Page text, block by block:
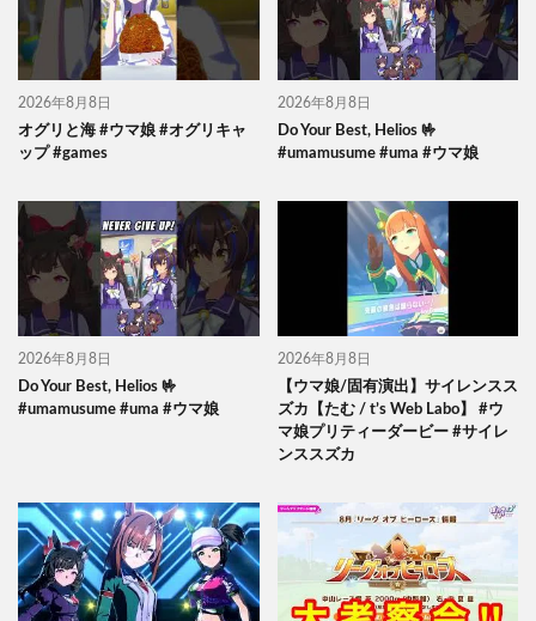
2026年8月8日
オグリと海 #ウマ娘 #オグリキャ
ップ #games
2026年8月8日
Do Your Best, Helios 🤟
#umamusume #uma #ウマ娘
2026年8月8日
Do Your Best, Helios 🤟
#umamusume #uma #ウマ娘
2026年8月8日
【ウマ娘/固有演出】サイレンスス
ズカ【たむ / t’s Web Labo】 #ウ
マ娘プリティーダービー #サイレ
ンススズカ